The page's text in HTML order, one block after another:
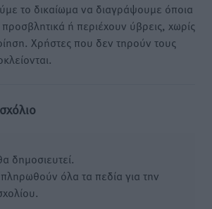
το δικαίωμα να διαγράψουμε όποια
ή περιέχουν ύβρεις, χωρίς
Χρήστες που δεν τηρούν τους
δημοσιευτεί.
όλα τα πεδία για την